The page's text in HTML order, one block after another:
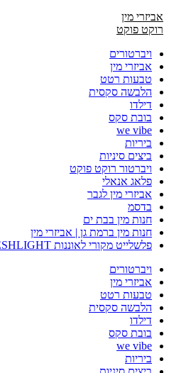
אביזרי מין
רוקט פוקט
ויברטורים
אביזרי מין
טבעות רטט
הלבשה סקסית
דילדו
בובת סקס
we vibe
ביריות
ביצים סיניות
ויברטור רוקט פוקט
פלאג אנאלי
אביזרי מין לגבר
בדסמ
חנות מין בבת ים
חנות מין ברמת גן | אביזרי מין
פלשלייט מקורי לאוננות FLESHLIGHT
ויברטורים
אביזרי מין
טבעות רטט
הלבשה סקסית
דילדו
בובת סקס
we vibe
ביריות